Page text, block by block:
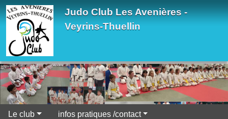
Judo Club Les Avenières -
Veyrins-Thuellin
Le club infos pratiques /contact
Panneau de gestion des cookies